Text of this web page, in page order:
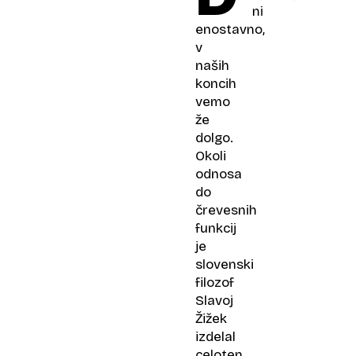
ni
enostavno,
v
naših
koncih
vemo
že
dolgo.
Okoli
odnosa
do
črevesnih
funkcij
je
slovenski
filozof
Slavoj
Žižek
izdelal